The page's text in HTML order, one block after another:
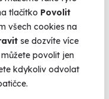
tlačítko Povolit
všech cookies na
se dozvíte více
povolit jen
kdykoliv odvolat
9.5(19)